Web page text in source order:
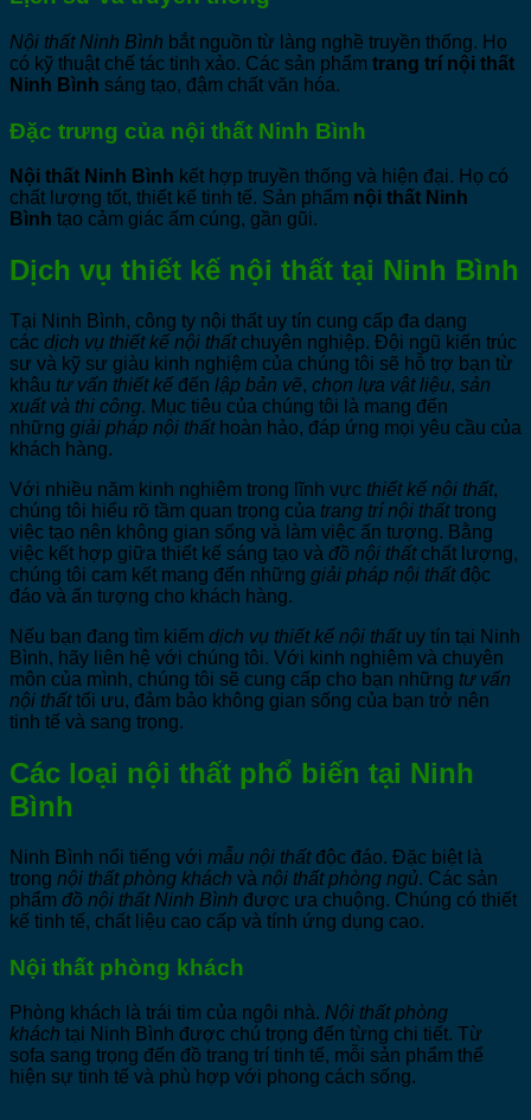
Nội thất Ninh Bình bắt nguồn từ làng nghề truyền thống. Họ
có kỹ thuật chế tác tinh xảo. Các sản phẩm trang trí nội thất
Ninh Bình sáng tạo, đậm chất văn hóa.
Đặc trưng của nội thất Ninh Bình
Nội thất Ninh Bình kết hợp truyền thống và hiện đại. Họ có
chất lượng tốt, thiết kế tinh tế. Sản phẩm nội thất Ninh
Bình tạo cảm giác ấm cúng, gần gũi.
Dịch vụ thiết kế nội thất tại Ninh Bình
Tại Ninh Bình, công ty nội thất uy tín cung cấp đa dạng
các dịch vụ thiết kế nội thấtchuyên nghiệp. Đội ngũ kiến trúc
sư và kỹ sư giàu kinh nghiệm của chúng tôi sẽ hỗ trợ bạn từ
khâu tư vấn thiết kế đến lập bản vẽ, chọn lựa vật liệu, sản
xuất và thi công. Mục tiêu của chúng tôi là mang đến
những giải pháp nội thấthoàn hảo, đáp ứng mọi yêu cầu của
khách hàng.
Với nhiều năm kinh nghiệm trong lĩnh vực thiết kế nội thất,
chúng tôi hiểu rõ tầm quan trọng của trang trí nội thấttrong
việc tạo nên không gian sống và làm việc ấn tượng. Bằng
việc kết hợp giữa thiết kế sáng tạo và đồ nội thấtchất lượng,
chúng tôi cam kết mang đến những giải pháp nội thấtđộc
đáo và ấn tượng cho khách hàng.
Nếu bạn đang tìm kiếm dịch vụ thiết kế nội thấtuy tín tại Ninh
Bình, hãy liên hệ với chúng tôi. Với kinh nghiệm và chuyên
môn của mình, chúng tôi sẽ cung cấp cho bạn những tư vấn
nội thấttối ưu, đảm bảo không gian sống của bạn trở nên
tinh tế và sang trọng.
Các loại nội thất phổ biến tại Ninh
Bình
Ninh Bình nổi tiếng với mẫu nội thấtđộc đáo. Đặc biệt là
trong nội thất phòng khách và nội thất phòng ngủ. Các sản
phẩm đồ nội thất Ninh Bình được ưa chuộng. Chúng có thiết
kế tinh tế, chất liệu cao cấp và tính ứng dụng cao.
Nội thất phòng khách
Phòng khách là trái tim của ngôi nhà. Nội thất phòng
khách tại Ninh Bình được chú trọng đến từng chi tiết. Từ
sofa sang trọng đến đồ trang trí tinh tế, mỗi sản phẩm thể
hiện sự tinh tế và phù hợp với phong cách sống.